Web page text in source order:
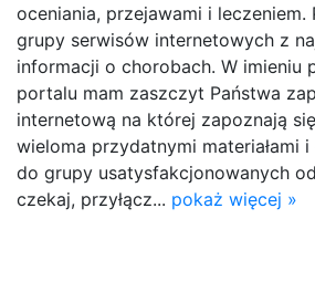
oceniania, przejawami i leczeniem.
grupy serwisów internetowych z
informacji o chorobach. W imieniu
portalu mam zaszczyt Państwa
internetową na której zapoznają
wieloma przydatnymi materiałami i
do grupy usatysfakcjonowanych
czekaj, przyłącz... pokaż więcej »